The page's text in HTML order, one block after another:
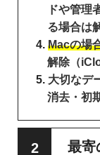
ドや管理
る場合は
Macの場
解除（
大切なデ
消去・初
最寄